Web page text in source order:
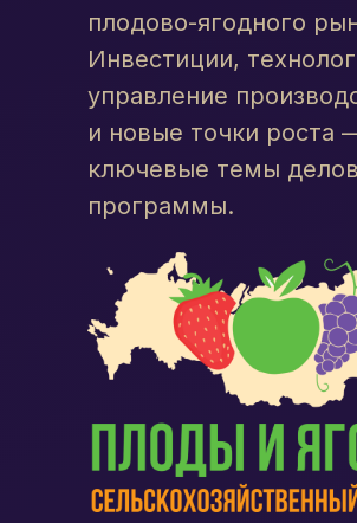
плодово-ягодного
Инвестиции,
управление
и новые точки роста
ключевые темы
программы.